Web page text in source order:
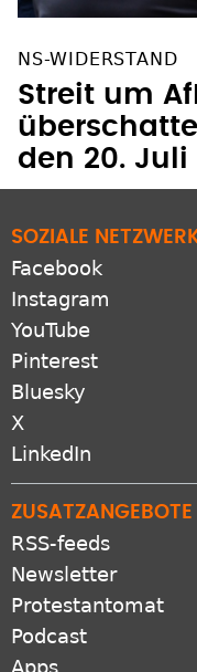
NS-WIDERSTAND
Streit um
den 20. Juli
SOZIALE
Facebook
Instagram
YouTube
Pinterest
Bluesky
X
LinkedIn
ZUSATZANGEBOTE
RSS-feeds
Newsletter
Protestantomat
Podcast
Apps